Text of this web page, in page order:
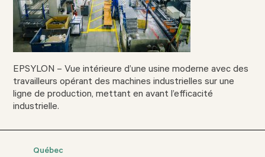
EPSYLON – Vue intérieure d’une usine moderne avec des
travailleurs opérant des machines industrielles sur une
ligne de production, mettant en avant l’efficacité
industrielle.
Québec